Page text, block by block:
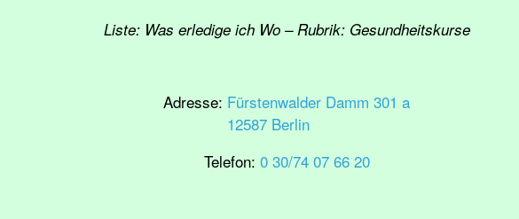
Liste: Was erledige ich Wo – Rubrik: Gesundheitskurse
Adresse: Fürstenwalder Damm 301 a
12587 Berlin
Telefon: 0 30/74 07 66 20